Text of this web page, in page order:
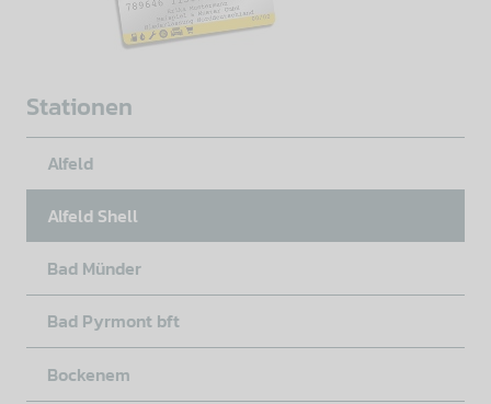
Stationen
Alfeld
Alfeld Shell
Bad Münder
Bad Pyrmont bft
Bockenem